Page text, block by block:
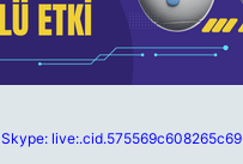
Skype: live:.cid.575569c608265c69